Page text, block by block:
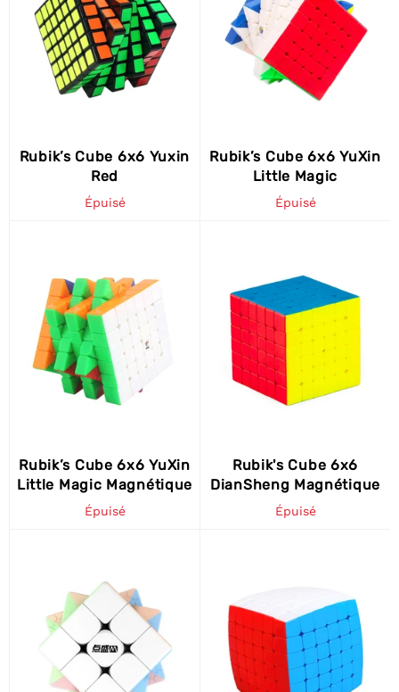
Rubik’s Cube 6x6 Yuxin
Red
Épuisé
Rubik’s Cube 6x6 YuXin
Little Magic
Épuisé
Rubik’s Cube 6x6 YuXin
Little Magic Magnétique
Épuisé
Rubik's Cube 6x6
DianSheng Magnétique
Épuisé